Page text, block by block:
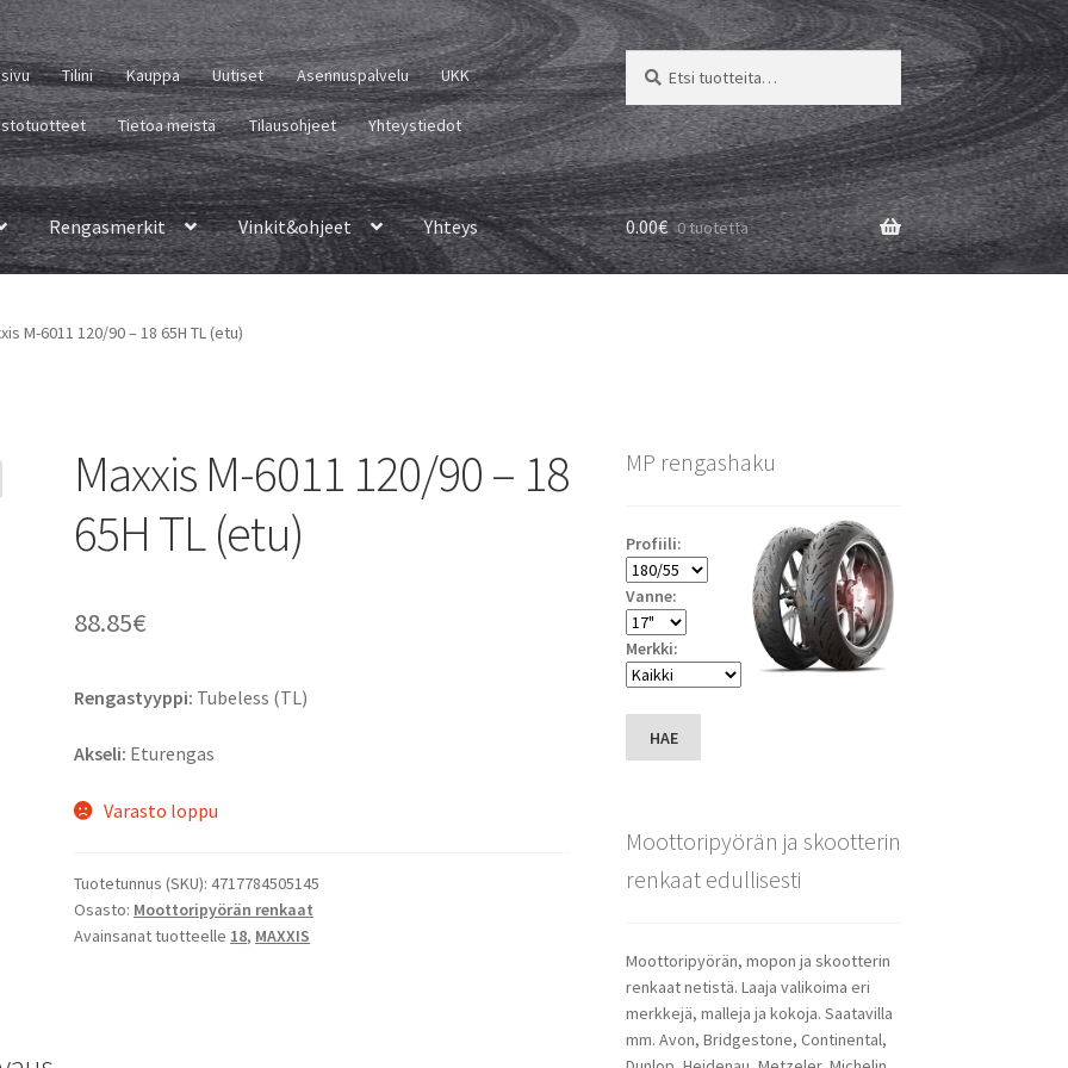
Tilini Kauppa Uutiset Asennuspalvelu UKK
Tietoa meistä Tilausohjeet Yhteystiedot
Etsi:
Haku
Rengasmerkit Vinkit&ohjeet Yhteys 0.00€ 0 tuotetta
M-6011 120/90 – 18 65H TL (etu)
Maxxis M-6011 120/90 – 18
65H TL (etu)
88.85€
Rengastyyppi: Tubeless (TL)
Akseli: Eturengas
Varasto loppu
Tuotetunnus (SKU):4717784505145
Osasto: Moottoripyörän renkaat
Avainsanat tuotteelle 18, MAXXIS
MP rengashaku
Profiili:
Vanne:
Merkki:
HAE
Moottoripyörän ja skootterin
renkaat edullisesti
Moottoripyörän, mopon ja skootterin
renkaat netistä. Laaja valikoima eri
merkkejä, malleja ja kokoja. Saatavilla
mm. Avon, Bridgestone, Continental,